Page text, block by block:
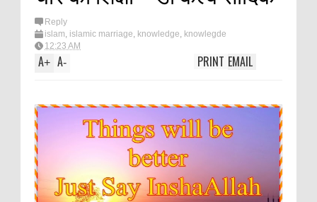
Reply
islam, islamic marriage, knowledge, knowlegde
12:23 AM
A+ A- EMAIL
PRINT